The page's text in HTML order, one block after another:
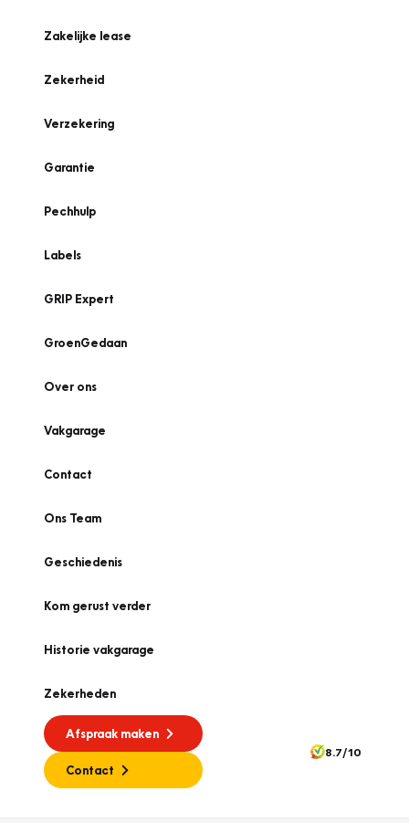
Zakelijke lease
Zekerheid
Verzekering
Garantie
Pechhulp
Labels
GRIP Expert
GroenGedaan
Over ons
Vakgarage
Contact
Ons Team
Geschiedenis
Kom gerust verder
Historie vakgarage
Zekerheden
Afspraak maken
Contact
8.7/10